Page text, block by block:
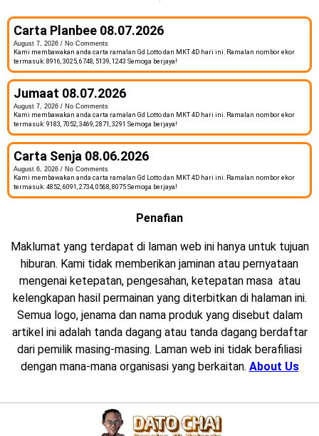
Carta Planbee 08.07.2026
August 7, 2026
No Comments
Kami membawakan anda carta ramalan Gd Lotto dan MKT 4D hari ini. Ramalan nombor ekor
termasuk: 8916, 3025, 6748, 5139, 1243 Semoga berjaya!
Jumaat 08.07.2026
August 7, 2026
No Comments
Kami membawakan anda carta ramalan Gd Lotto dan MKT 4D hari ini. Ramalan nombor ekor
termasuk: 9183, 7052, 3469, 2871, 3291 Semoga berjaya!
Carta Senja 08.06.2026
August 6, 2026
No Comments
Kami membawakan anda carta ramalan Gd Lotto dan MKT 4D hari ini. Ramalan nombor ekor
termasuk: 4852, 6091, 2734, 0568, 8075 Semoga berjaya!
Penafian
Maklumat yang terdapat di laman web ini hanya untuk tujuan
hiburan. Kami tidak memberikan jaminan atau pernyataan
mengenai ketepatan, pengesahan, ketepatan masa atau
kelengkapan hasil permainan yang diterbitkan di halaman ini.
Semua logo, jenama dan nama produk yang disebut dalam
artikel ini adalah tanda dagang atau tanda dagang berdaftar
dari pemilik masing-masing. Laman web ini tidak berafiliasi
dengan mana-mana organisasi yang berkaitan. About Us